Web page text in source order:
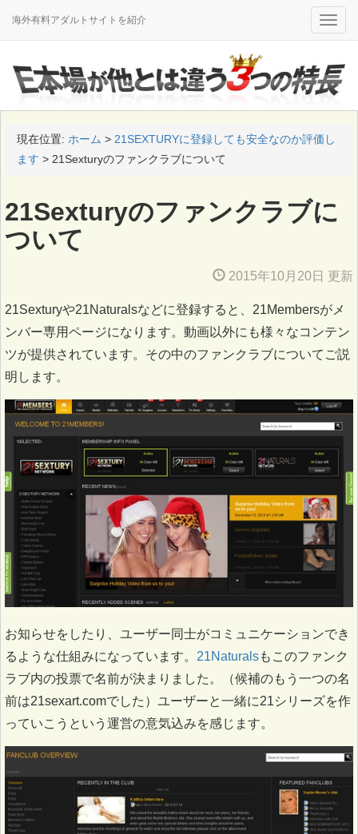
Toggle
海外有料アダルトサイトを紹介
現在位置: ホーム > 21SEXTURYに登録しても安全なのか評価し
ます > 21Sexturyのファンクラブについて
21Sexturyのファンクラブに
ついて
2015年10月20日 更新
21Sexturyや21Naturalsなどに登録すると、21Membersがメ
ンバー専用ページになります。動画以外にも様々なコンテン
ツが提供されています。その中のファンクラブについてご説
明します。
お知らせをしたり、ユーザー同士がコミュニケーションでき
るような仕組みになっています。 21Naturalsもこのファンク
ラブ内の投票で名前が決まりました。（候補のもう一つの名
前は21sexart.comでした）ユーザーと一緒に21シリーズを作
っていこうという運営の意気込みを感じます。